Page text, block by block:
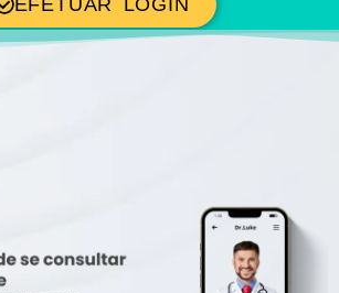
EFETUAR LOGIN